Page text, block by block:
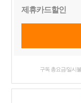
제휴카드할인
구독 총요금/일시